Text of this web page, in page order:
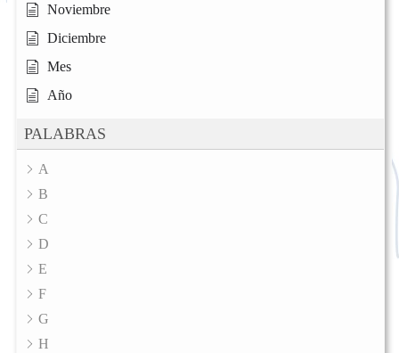
Noviembre
Diciembre
Mes
Año
PALABRAS
A
B
C
D
E
F
G
H